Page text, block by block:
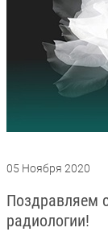
05 Ноября 2020
Поздравляем
радиологии!